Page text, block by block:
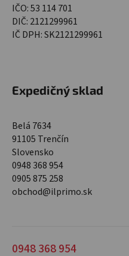
IČO: 53 114 701
DIČ: 2121299961
IČ DPH: SK2121299961
Expedičný sklad
Belá 7634
91105 Trenčín
Slovensko
0948 368 954
0905 875 258
obchod@ilprimo.sk
0948 368 954